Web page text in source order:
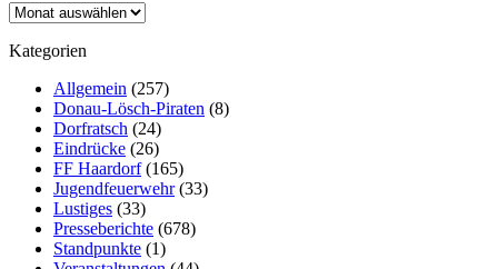
Archiv
Kategorien
Allgemein (257)
Donau-Lösch-Piraten (8)
Dorfratsch (24)
Eindrücke (26)
FF Haardorf(165)
Jugendfeuerwehr(33)
Lustiges (33)
Presseberichte (678)
Standpunkte (1)